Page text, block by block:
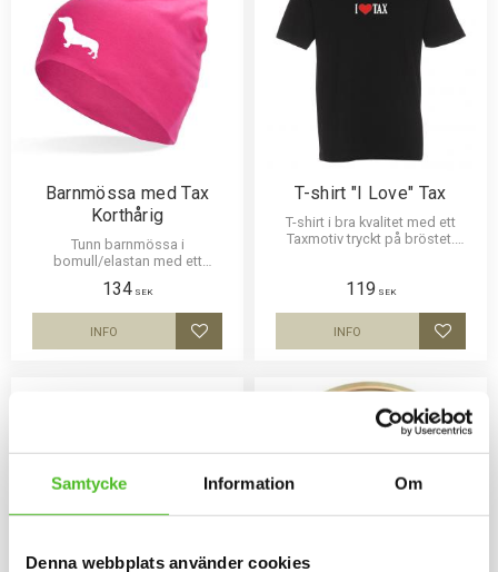
Samtycke Information Om
Denna webbplats använder cookies
Barnmössa med Tax
Korthårig
Tunn barnmössa i
bomull/elastan med ett
Mössan finns i flera färger.
134 SEK
Lägg till i favoriter
INFO
T-shirt "I Love" Tax
T-shirt i bra kvalitet med ett
Taxmotiv tryckt på bröstet.
119 SEK
Lägg
INFO